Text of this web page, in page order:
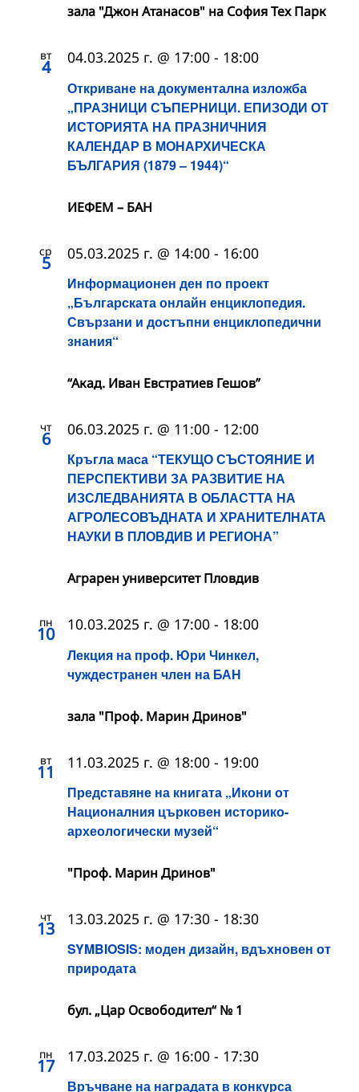
зала "Джон Атанасов" на София Тех Парк
вт
4
Откриване на документална изложба
„ПРАЗНИЦИ СЪПЕРНИЦИ. ЕПИЗОДИ ОТ
ИСТОРИЯТА НА ПРАЗНИЧНИЯ
КАЛЕНДАР В МОНАРХИЧЕСКА
БЪЛГАРИЯ (1879 – 1944)“
04.03.2025 г. @ 17:00 - 18:00
ИЕФЕМ – БАН
ср
5
Информационен ден по проект
„Българската онлайн енциклопедия.
Свързани и достъпни енциклопедични
знания“
05.03.2025 г. @ 14:00 - 16:00
“Акад. Иван Евстратиев Гешов”
чт
6
Кръгла маса “ТЕКУЩО СЪСТОЯНИЕ И
ПЕРСПЕКТИВИ ЗА РАЗВИТИЕ НА
ИЗСЛЕДВАНИЯТА В ОБЛАСТТА НА
АГРОЛЕСОВЪДНАТА И ХРАНИТЕЛНАТА
НАУКИ В ПЛОВДИВ И РЕГИОНА”
06.03.2025 г. @ 11:00 - 12:00
Аграрен университет Пловдив
пн
10
Лекция на проф. Юри Чинкел,
чуждестранен член на БАН
10.03.2025 г. @ 17:00 - 18:00
зала "Проф. Марин Дринов"
вт
11
Представяне на книгата „Икони от
Националния църковен историко-
археологически музей“
11.03.2025 г. @ 18:00 - 19:00
"Проф. Марин Дринов"
чт
13
SYMBIOSIS: моден дизайн, вдъхновен от
природата
13.03.2025 г. @ 17:30 - 18:30
бул. „Цар Освободител“ № 1
пн
17
Връчване на наградата в конкурса
17.03.2025 г. @ 16:00 - 17:30